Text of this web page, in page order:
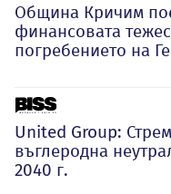
Община Кричим
финансовата
погребението на
United Group:
въглеродна
2040 г.